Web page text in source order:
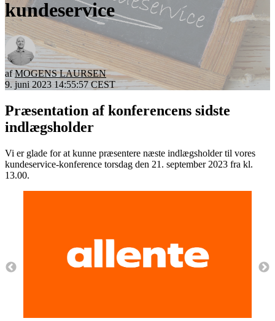
kundeservice
afMOGENS LAURSEN
9. juni 2023 14:55:57 CEST
Præsentation af konferencens sidste
indlægsholder
Vi er glade for at kunne præsentere næste indlægsholder til vores
kundeservice-konference torsdag den 21. september 2023 fra kl.
13.00.